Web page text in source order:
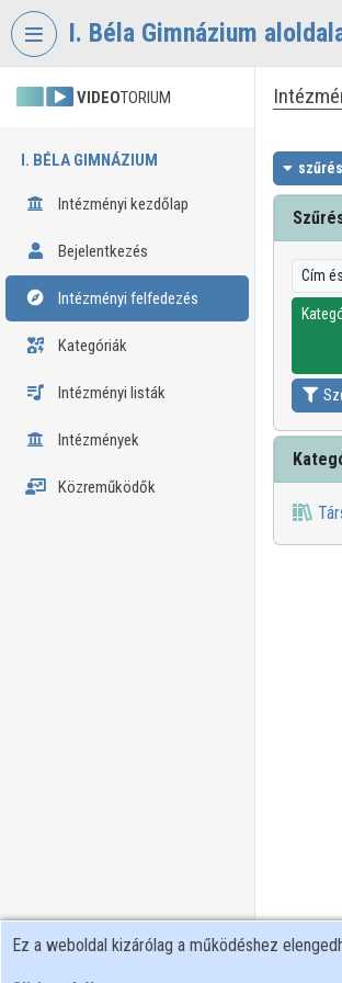
Fejléc kihagyása
I. Béla Gimnázium
VIDEOTORIUM
I. BÉLA GIMNÁZIUM
Intézményi kezdőlap
Bejelentkezés
Intézményi felfedezés
Kategóriák
Intézményi listák
Intézmények
Közreműködők
Cím
Ez a weboldal kizárólag a működéshez